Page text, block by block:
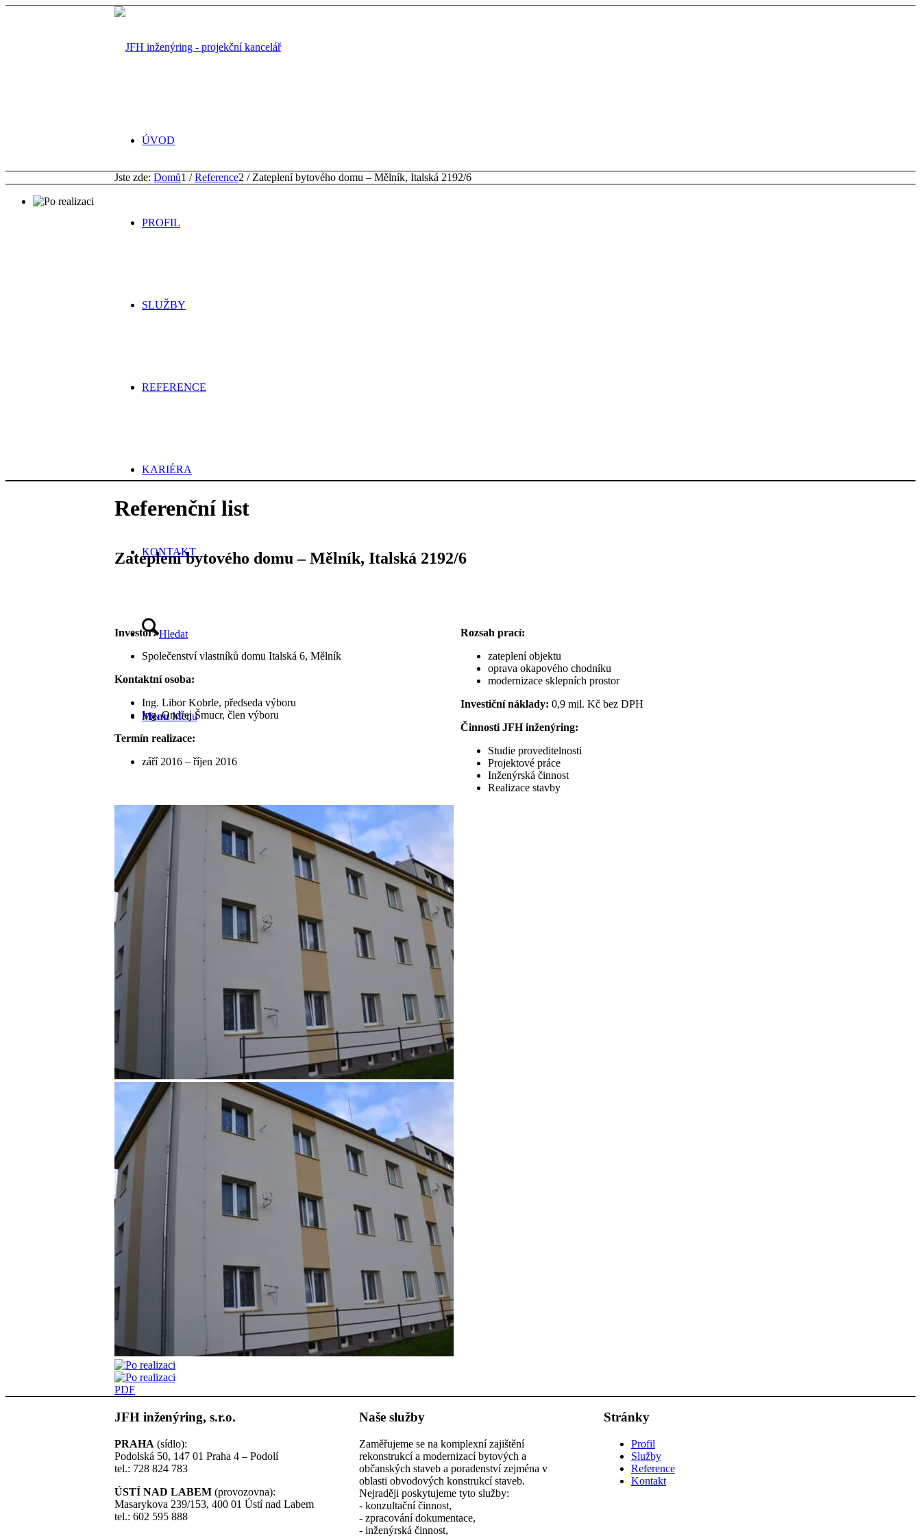
ÚVOD
PROFIL
SLUŽBY
REFERENCE
KARIÉRA
KONTAKT
Hledat
Menu Menu
Jste zde: Domů1 / Reference2 / Zateplení bytového domu – Mělník, Italská 2192/6
Referenční list
Zateplení bytového domu – Mělník, Italská 2192/6
Investor:
Společenství vlastníků domu Italská 6, Mělník
Kontaktní osoba:
Ing. Libor Kobrle, předseda výboru
Ing. Ondřej Šmucr, člen výboru
Termín realizace:
září 2016 – říjen 2016
Rozsah prací:
zateplení objektu
oprava okapového chodníku
modernizace sklepních prostor
Investiční náklady: 0,9 mil. Kč bez DPH
Činnosti JFH inženýring:
Studie proveditelnosti
Projektové práce
Inženýrská činnost
Realizace stavby
PDF
JFH inženýring, s.r.o.
PRAHA (sídlo):
Podolská 50, 147 01 Praha 4 – Podolí
tel.: 728 824 783
ÚSTÍ NAD LABEM (provozovna):
Masarykova 239/153, 400 01 Ústí nad Labem
tel.: 602 595 888
Naše služby
Zaměřujeme se na komplexní zajištění
rekonstrukcí a modernizací bytových a
občanských staveb a poradenství zejména v
oblasti obvodových konstrukcí staveb.
Nejraději poskytujeme tyto služby:
- konzultační činnost,
- zpracování dokumentace,
- inženýrská činnost,
Stránky
Profil
Služby
Reference
Kontakt